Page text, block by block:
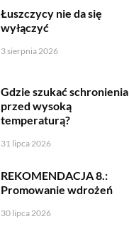
Łuszczycy nie da się
wyłączyć
3 sierpnia 2026
Gdzie szukać schronienia
przed wysoką
temperaturą?
31 lipca 2026
REKOMENDACJA 8.:
Promowanie wdrożeń
30 lipca 2026